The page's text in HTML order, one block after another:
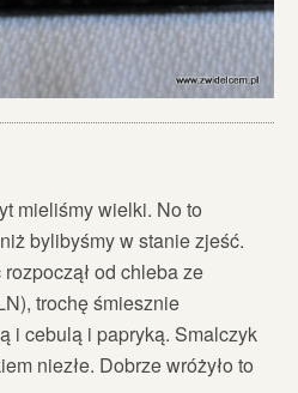
mieliśmy wielki. No to
bylibyśmy w stanie zjeść.
od chleba ze
trochę śmiesznie
i cebulą i papryką. Smalczyk
niezłe. Dobrze wróżyło to